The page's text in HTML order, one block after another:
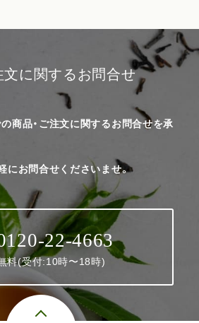
文に関するお問合せ
商品・ご注文に関するお問合せを承
にお問合せくださいませ。
22-4663
料(受付:10時〜18時)